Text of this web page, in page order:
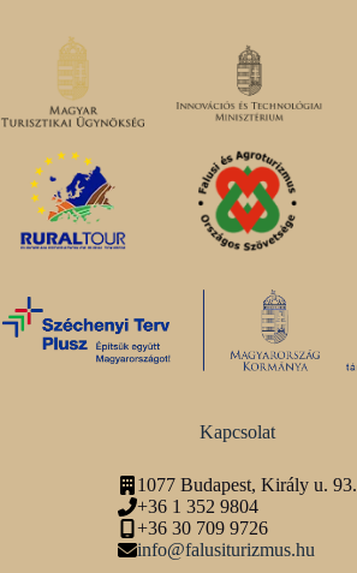
Kapcsolat
1077 Budapest, Király u. 93.
+36 1 352 9804
+36 30 709 9726
info@falusiturizmus.hu